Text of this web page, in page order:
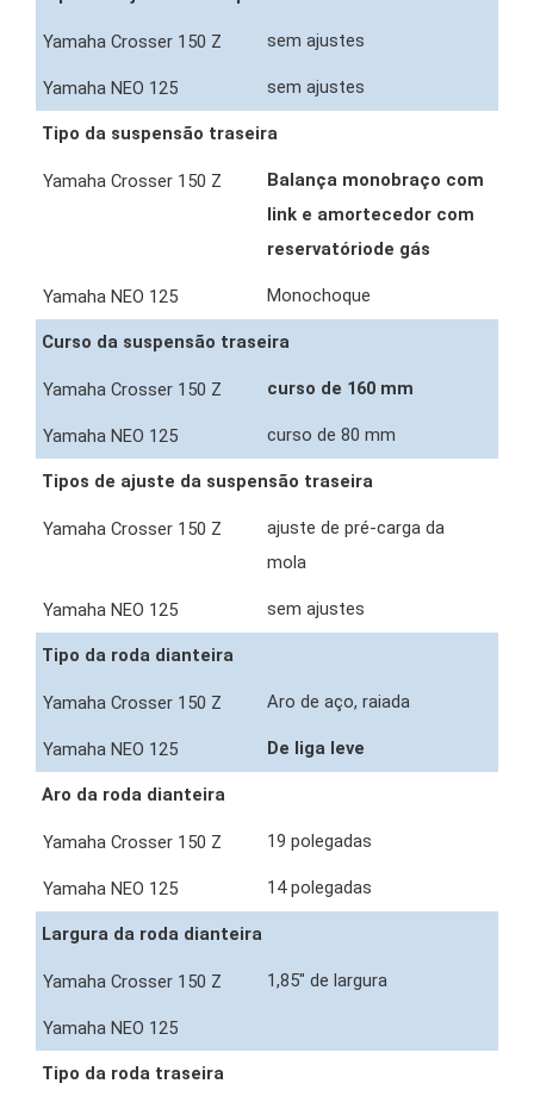
sem ajustes
sem ajustes
Tipo da suspensão traseira
Balança monobraço com
link e amortecedor com
reservatóriode gás
Monochoque
Curso da suspensão traseira
curso de 160 mm
curso de 80 mm
Tipos de ajuste da suspensão traseira
ajuste de pré-carga da
mola
sem ajustes
Tipo da roda dianteira
Aro de aço, raiada
De liga leve
Aro da roda dianteira
19 polegadas
14 polegadas
Largura da roda dianteira
1,85" de largura
Tipo da roda traseira